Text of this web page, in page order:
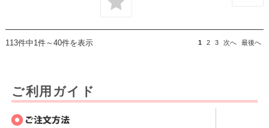
113件中1件～40件を表示 1 2 3 次へ 最後へ
ご利用ガイド